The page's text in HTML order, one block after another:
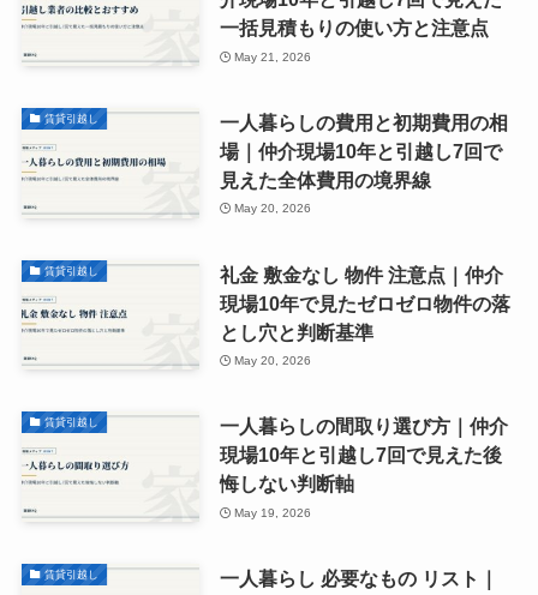
一括見積もりの使い方と注意点
May 21, 2026
賃貸引越し
一人暮らしの費用と初期費用の相
場｜仲介現場10年と引越し7回で
見えた全体費用の境界線
May 20, 2026
賃貸引越し
礼金 敷金なし 物件 注意点｜仲介
現場10年で見たゼロゼロ物件の落
とし穴と判断基準
May 20, 2026
賃貸引越し
一人暮らしの間取り選び方｜仲介
現場10年と引越し7回で見えた後
悔しない判断軸
May 19, 2026
賃貸引越し
一人暮らし 必要なもの リスト｜